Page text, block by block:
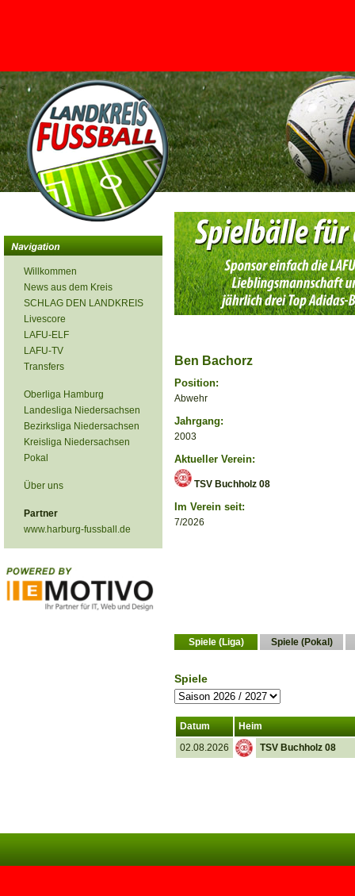
<
Willkommen
News aus dem Kreis
SCHLAG DEN LANDKREIS
Livescore
LAFU-ELF
LAFU-TV
Transfers
Oberliga Hamburg
Landesliga Niedersachsen
Bezirksliga Niedersachsen
Kreisliga Niedersachsen
Pokal
Über uns
Partner
www.harburg-fussball.de
Ben Bachorz
Position:
Abwehr
Jahrgang:
2003
Aktueller Verein:
TSV Buchholz 08
Im Verein seit:
7/2026
Spiele (Liga) Spiele (Pokal)
Spiele
Datum
Heim
02.08.2026
TSV Buchholz 08